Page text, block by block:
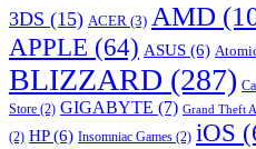
3DS (15) ACER (3) AMD
APPLE (64) ASUS (6)
BLIZZARD (287)
Store (2) GIGABYTE (7) Grand Theft
(2) HP(6) Insomniac Games (2) iOS